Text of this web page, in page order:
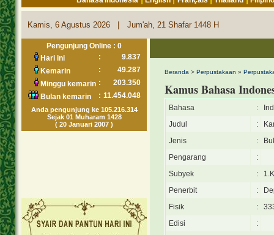
Kamis, 6 Agustus 2026 | Jum'ah, 21 Shafar 1448 H
Pengunjung Online : 0
Hari ini
:
9.837
Kemarin
:
49.287
Minggu kemarin :
203.350
Bulan kemarin
: 11.454.048
Anda pengunjung ke 105.216.314
Sejak 01 Muharam 1428
( 20 Januari 2007 )
Beranda > Perpustakaan »
Kamus Bahasa
Bahasa :
Judul
:
Jenis
:
Pengarang
:
Subyek
:
Penerbit
:
Fisik
:
Edisi
: